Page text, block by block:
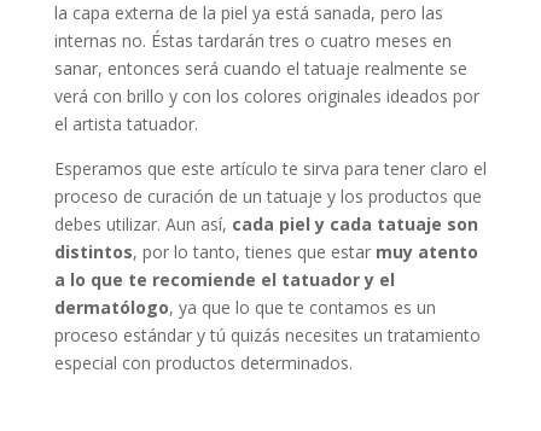
la capa externa de la piel ya está sanada, pero las
internas no. Éstas tardarán tres o cuatro meses en
sanar, entonces será cuando el tatuaje realmente se
verá con brillo y con los colores originales ideados por
el artista tatuador.
Esperamos que este artículo te sirva para tener claro el
proceso de curación de un tatuaje y los productos que
debes utilizar. Aun así, cada piel y cada tatuaje son
distintos, por lo tanto, tienes que estar muy atento
a lo que te recomiende el tatuador y el
dermatólogo, ya que lo que te contamos es un
proceso estándar y tú quizás necesites un tratamiento
especial con productos determinados.